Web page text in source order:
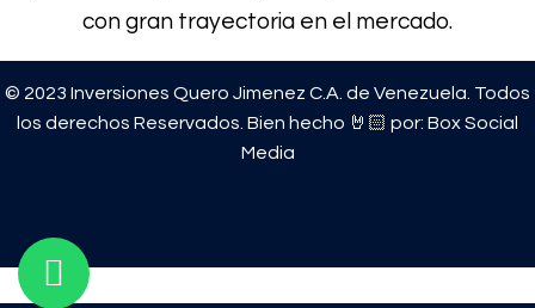
con gran trayectoria en el mercado.
© 2023 Inversiones Quero Jimenez C.A. de Venezuela. Todos
los derechos Reservados. Bien hecho 🤘🏻 por: Box Social
Media